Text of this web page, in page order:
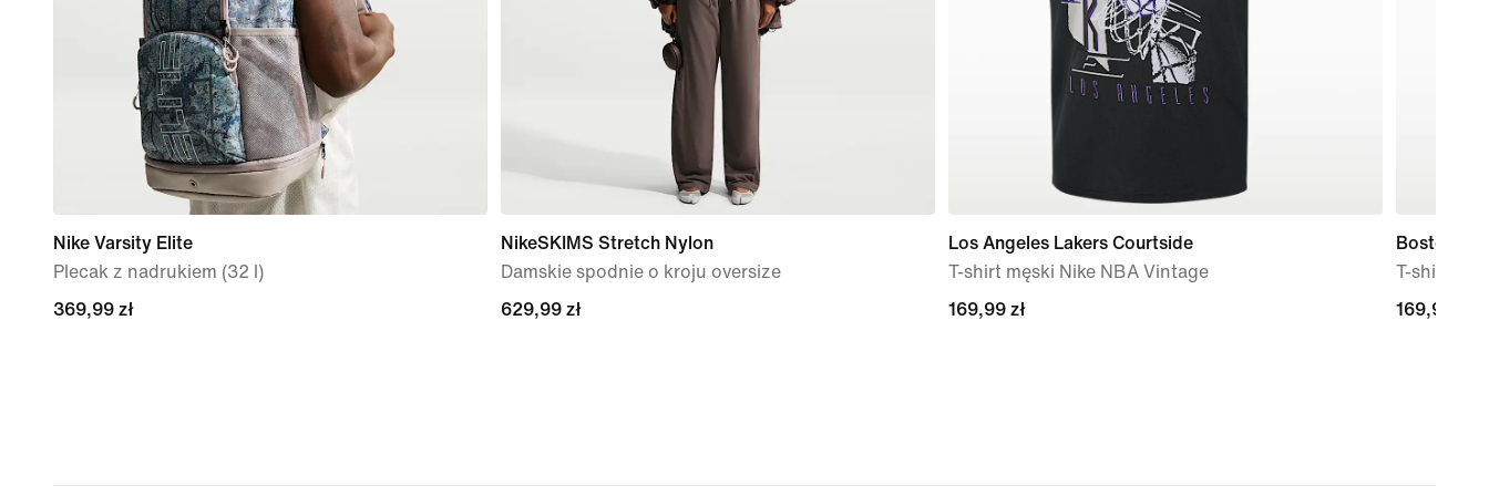
Nike Varsity Elite
Plecak z nadrukiem (32 l)
369,99 zł
369,99 zł
NikeSKIMS Stretch Nylon
Damskie spodnie o kroju oversize
629,99 zł
629,99 zł
Los Angeles Lakers Courtside
T-shirt męski Nike NBA Vintage
169,99 zł
169,99 zł
Boston
T-shirt
169,99 zł
169,99 zł